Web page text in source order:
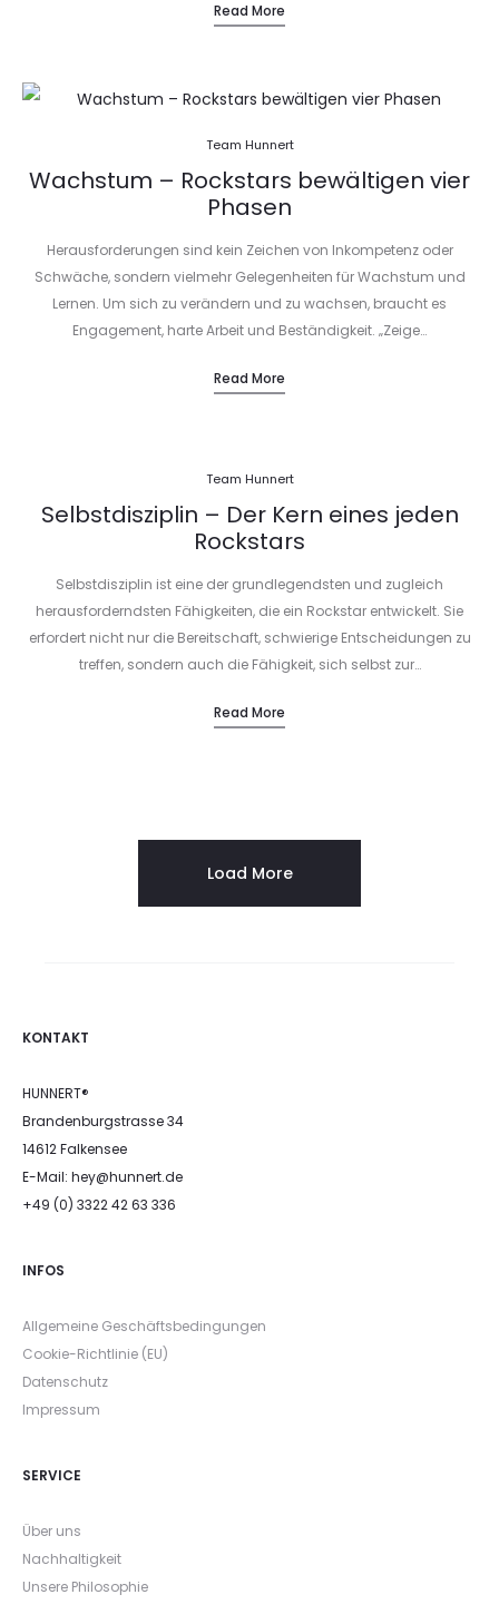
Read More
Team Hunnert
Wachstum – Rockstars bewältigen vier
Phasen
Herausforderungen sind kein Zeichen von Inkompetenz oder
Schwäche, sondern vielmehr Gelegenheiten für Wachstum und
Lernen. Um sich zu verändern und zu wachsen, braucht es
Engagement, harte Arbeit und Beständigkeit. „Zeige…
Read More
Team Hunnert
Selbstdisziplin – Der Kern eines jeden
Rockstars
Selbstdisziplin ist eine der grundlegendsten und zugleich
herausforderndsten Fähigkeiten, die ein Rockstar entwickelt. Sie
erfordert nicht nur die Bereitschaft, schwierige Entscheidungen zu
treffen, sondern auch die Fähigkeit, sich selbst zur…
Read More
Load More
KONTAKT
HUNNERT®
Brandenburgstrasse 34
14612 Falkensee
E-Mail: hey@hunnert.de
+49 (0) 3322 42 63 336
INFOS
Allgemeine Geschäftsbedingungen
Cookie-Richtlinie (EU)
Datenschutz
Impressum
SERVICE
Über uns
Nachhaltigkeit
Unsere Philosophie